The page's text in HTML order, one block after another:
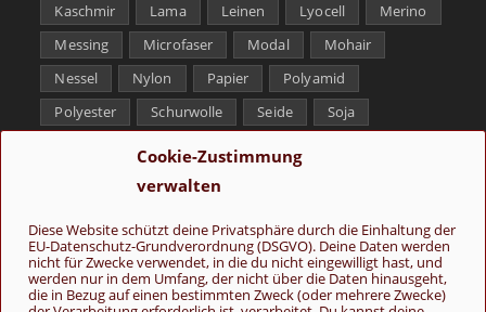
Cookie-Zustimmung
verwalten
Diese Website schützt deine Privatsphäre durch die Einhaltung der
EU-Datenschutz-Grundverordnung (DSGVO). Deine Daten werden
nicht für Zwecke verwendet, in die du nicht eingewilligt hast, und
werden nur in dem Umfang, der nicht über die Daten hinausgeht,
die in Bezug auf einen bestimmten Zweck (oder mehrere Zwecke)
Kaschmir
Lama Leinen Lyocell
Merino
Messing
Microfaser Modal
Mohair
Nessel
Nylon Papier
Polyamid
Polyester
Schurwolle Seide
Soja
Tencel
Yak
Folge uns